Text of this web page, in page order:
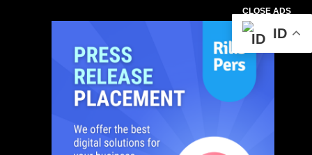
CLOSE ADS
ID